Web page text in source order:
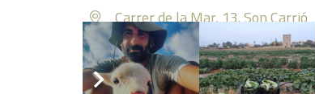
Carrer de la Mar, 13. Son Carrió
Instagram